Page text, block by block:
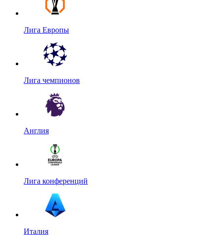
Лига Европы
Лига чемпионов
Англия
Лига конференций
Италия